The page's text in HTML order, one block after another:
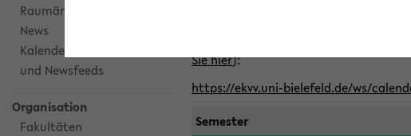
Raumänderungen
News
Kalenderintegration
und Newsfeeds
Organisation
Fakultäten
Sie hier):
https://ekvv.uni-bielefeld.de/ws/
Semester